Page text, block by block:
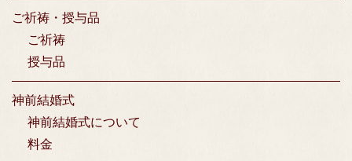
ご祈祷・授与品
ご祈祷
授与品
神前結婚式
神前結婚式について
料金